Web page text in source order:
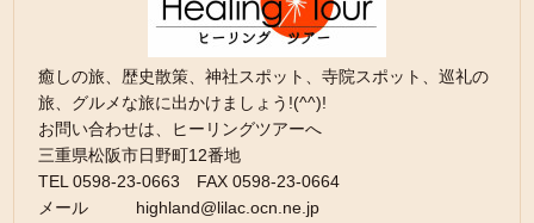
癒しの旅、歴史散策、神社スポット、寺院スポット、巡礼の
旅、グルメな旅に出かけましょう!(^^)!
お問い合わせは、ヒーリングツアーへ
三重県松阪市日野町12番地
TEL 0598-23-0663 FAX 0598-23-0664
メール highland@lilac.ocn.ne.jp